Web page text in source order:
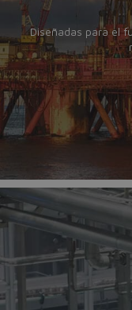
Diseñadas para el